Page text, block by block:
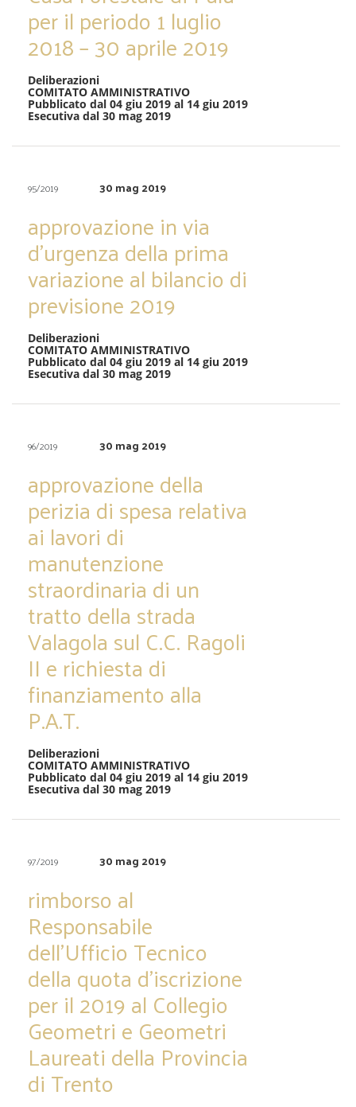
per il periodo 1 luglio
2018 – 30 aprile 2019
Deliberazioni
COMITATO AMMINISTRATIVO
Pubblicato dal 04 giu 2019 al 14 giu 2019
Esecutiva dal 30 mag 2019
95/2019 30 mag 2019
approvazione in via
d’urgenza della prima
variazione al bilancio di
previsione 2019
Deliberazioni
COMITATO AMMINISTRATIVO
Pubblicato dal 04 giu 2019 al 14 giu 2019
Esecutiva dal 30 mag 2019
96/2019 30 mag 2019
approvazione della
perizia di spesa relativa
ai lavori di
manutenzione
straordinaria di un
tratto della strada
Valagola sul C.C. Ragoli
II e richiesta di
finanziamento alla
P.A.T.
Deliberazioni
COMITATO AMMINISTRATIVO
Pubblicato dal 04 giu 2019 al 14 giu 2019
Esecutiva dal 30 mag 2019
97/2019 30 mag 2019
rimborso al
Responsabile
dell’Ufficio Tecnico
della quota d’iscrizione
per il 2019 al Collegio
Geometri e Geometri
Laureati della Provincia
di Trento